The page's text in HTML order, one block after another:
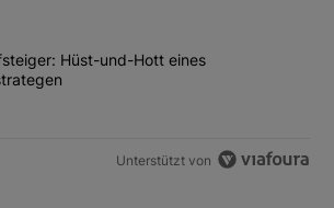
dem Titel "SMI-Aufsteiger: Hüst-und-Hott
Hüst-und-Hott eines
Unterstützt von